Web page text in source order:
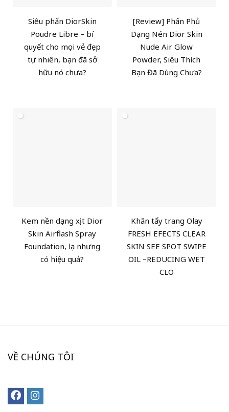
Siêu phấn DiorSkin
Poudre Libre – bí
quyết cho mọi vẻ đẹp
tự nhiên, bạn đã sở
hữu nó chưa?
[Review] Phấn Phủ
Dạng Nén Dior Skin
Nude Air Glow
Powder, Siêu Thích
Bạn Đã Dùng Chưa?
Kem nền dạng xịt Dior
Skin Airflash Spray
Foundation, lạ nhưng
có hiệu quả?
Khăn tẩy trang Olay
FRESH EFECTS CLEAR
SKIN SEE SPOT SWIPE
OIL –REDUCING WET
CLO
VỀ CHÚNG TÔI